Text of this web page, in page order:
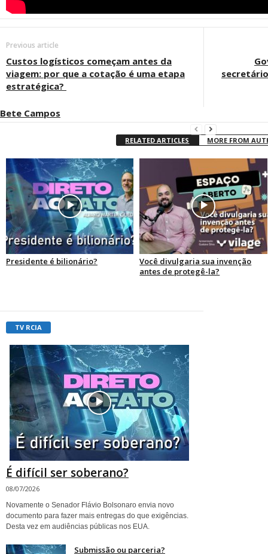
Previous article
Custos logísticos começam antes da
viagem: por que a cotação é uma etapa
estratégica?
Bete Campos
RELATED ARTICLES MORE FROM
Presidente é bilionário?
Você divulgaria sua invenção
antes de protegê-la?
TV RCIA
É difícil ser soberano?
08/07/2026
Novamente o Senador Flávio Bolsonaro envia novo
documento para fazer mais entregas do que exigências.
Desta vez em audiências públicas nos EUA.
Submissão ou parceria?